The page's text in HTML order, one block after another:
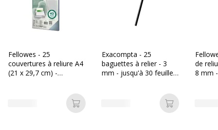
Fellowes - 25
couvertures à reliure A4
(21 x 29,7 cm) -
Ajouter au panier
Exacompta - 25
baguettes à relier - 3
mm - jusqu'à 30 feuilles
Ajouter au
de
8 mm